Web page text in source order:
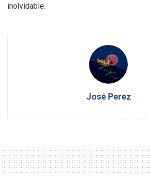
inolvidable.
José Perez